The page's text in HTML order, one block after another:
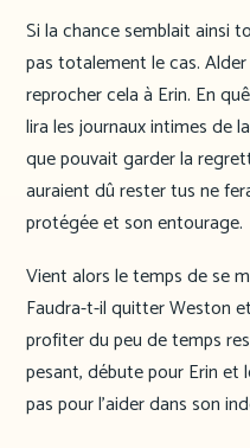
Si la chance semblait ainsi
pas totalement le cas.
reprocher cela à Erin. En
lira les journaux intimes de
que pouvait garder la
auraient dû rester tus ne
protégée et son entourage.
Vient alors le temps de se
Faudra-t-il quitter Weston
profiter du peu de temps
pesant, débute pour Erin
pas pour l’aider dans son